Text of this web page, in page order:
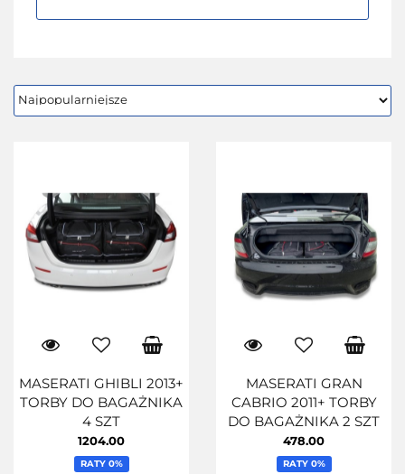
MASERATI GHIBLI 2013+
TORBY DO BAGAŻNIKA
4 SZT
1204.00
RATY 0%
MASERATI GRAN
CABRIO 2011+ TORBY
DO BAGAŻNIKA 2 SZT
478.00
RATY 0%